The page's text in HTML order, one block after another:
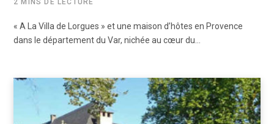
2 MINS DE LECTURE
« A La Villa de Lorgues » et une maison d’hôtes en Provence
dans le département du Var, nichée au cœur du…